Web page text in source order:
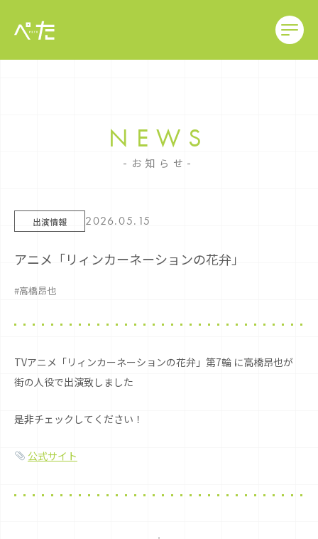
NEWS
お知らせ
出演情報 2026.05.15
アニメ「リィンカーネーションの花弁」
#高橋昂也
TVアニメ「リィンカーネーションの花弁」第7輪 に高橋昂也が
街の人役で出演致しました
是非チェックしてください！
公式サイト